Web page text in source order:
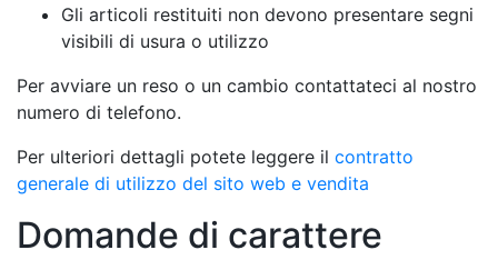
Gli articoli restituiti non devono presentare segni
visibili di usura o utilizzo
Per avviare un reso o un cambio contattateci al nostro
numero di telefono.
Per ulteriori dettagli potete leggere il contratto
generale di utilizzo del sito web e vendita
Domande di carattere